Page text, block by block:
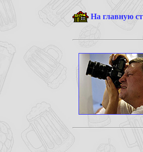
На главную